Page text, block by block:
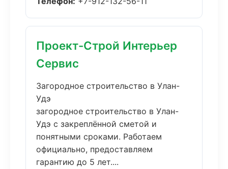
Проект-Строй Интерьер
Сервис
Загородное строительство в Улан-
Удэ
загородное строительство в Улан-
Удэ с закреплённой сметой и
понятными сроками. Работаем
официально, предоставляем
гарантию до 5 лет....